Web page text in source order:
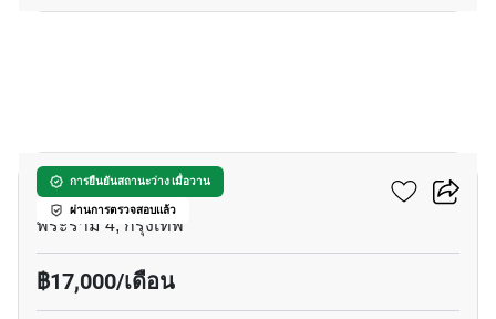
การยืนยันสถานะว่าง เมื่อวาน
ผ่านการตรวจสอบแล้ว
ลุมพินี พาร์ค วิว
พระราม 4, กรุงเทพ
฿17,000/เดือน